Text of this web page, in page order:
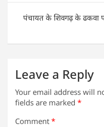
p o
पंचायत के शिवगढ़ के ढकवा
Leave a Reply
Your email address will
fields are marked *
Comment *